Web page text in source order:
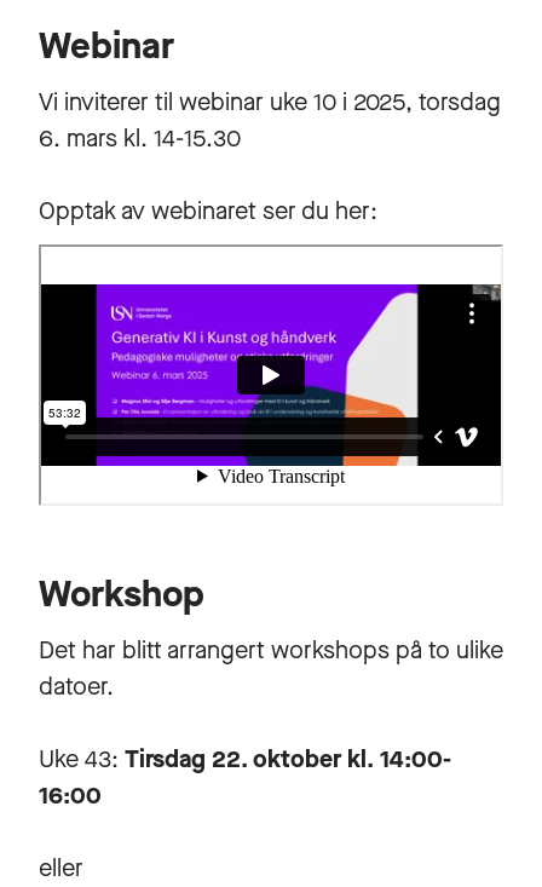
Webinar
Vi inviterer til webinar uke 10 i 2025, torsdag
6. mars kl. 14-15.30
Opptak av webinaret ser du her:
Workshop
Det har blitt arrangert workshops på to ulike
datoer.
Uke 43: Tirsdag 22. oktober kl. 14:00-
16:00
eller